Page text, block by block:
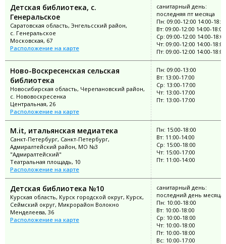
Детская библиотека, с.
Генеральское
Саратовская область, Энгельсский район,
с. Генеральское
Московская, 67
Расположение на карте
санитарный день:
последняя пт месяца
Пн: 09:00-12:00 14:00-
Вт: 09:00-12:00 14:00-18:00
Ср: 09:00-12:00 14:00-18:00
Чт: 09:00-12:00 14:00-18:00
Пт: 09:00-12:00 14:00-18:00
Ново-Воскресенская сельская
библиотека
Новосибирская область, Черепановский район,
с. Нововоскресенка
Центральная, 26
Расположение на карте
Пн: 09:00-13:00
Вт: 13:00-17:00
Ср: 13:00-17:00
Чт: 13:00-17:00
Пт: 13:00-17:00
M.it, итальянская медиатека
Санкт-Петербург, Санкт-Петербург,
Адмиралтейский район, МО №3
"Адмиралтейский"
Театральная площадь, 10
Расположение на карте
Пн: 15:00-18:00
Вт: 11:00-14:00
Ср: 15:00-18:00
Чт: 15:00-17:00
Пт: 11:00-14:00
Детская библиотека №10
Курская область, Курск городской округ, Курск,
Сеймский округ, Микрорайон Волокно
Менделеева, 36
Расположение на карте
санитарный день:
последний день месяца
Пн: 10:00-18:00
Вт: 10:00-18:00
Ср: 10:00-18:00
Чт: 10:00-18:00
Пт: 10:00-18:00
Вс: 10:00-17:00